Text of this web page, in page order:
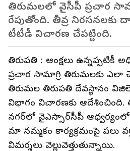
తిరుమలలో వైసీపీ ప్రచార
రేపుతోంది. తీవ్ర నిరసనలకు
టీటీడీ విచారణ చేపట్టింది.
తిరుపతి : ఆంక్షలు ఉన్నప్పటికీ
ప్రచార సామాగ్రి తిరుమలకు ఎలా
తిరుమల తిరుపతి దేవస్థానం
విభాగం విచారణకు
నగర్‌లో వైఎస్సార్‌సీపీ
మా నమ్మకం కార్యక్రమంపై పలు
విమర్శలు వెల్లువెత్తుతున్నాయి.